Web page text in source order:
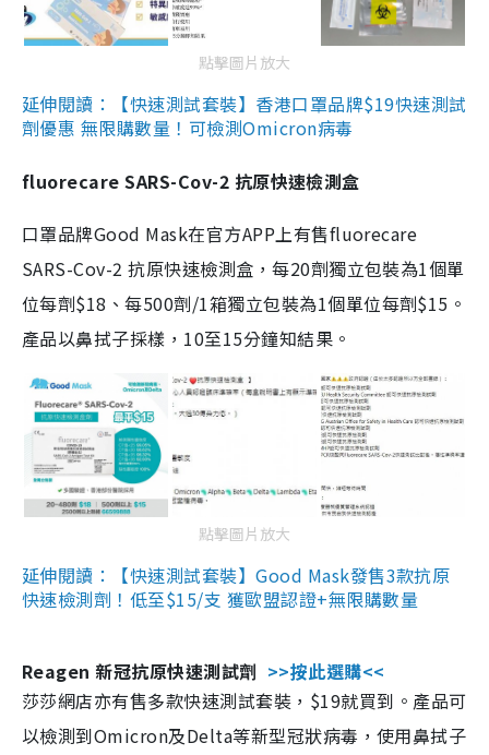
點擊圖片放大
延伸閱讀：【快速測試套裝】香港口罩品牌$19快速測試
劑優惠 無限購數量！可檢測Omicron病毒
fluorecare SARS-Cov-2 抗原快速檢測盒
口罩品牌Good Mask在官方APP上有售fluorecare
SARS-Cov-2 抗原快速檢測盒，每20劑獨立包裝為1個單
位每劑$18、每500劑/1箱獨立包裝為1個單位每劑$15。
產品以鼻拭子採樣，10至15分鐘知結果。
點擊圖片放大
延伸閱讀：【快速測試套裝】Good Mask發售3款抗原
快速檢測劑！低至$15/支 獲歐盟認證+無限購數量
Reagen 新冠抗原快速測試劑 >>按此選購<<
莎莎網店亦有售多款快速測試套裝，$19就買到。產品可
以檢測到Omicron及Delta等新型冠狀病毒，使用鼻拭子